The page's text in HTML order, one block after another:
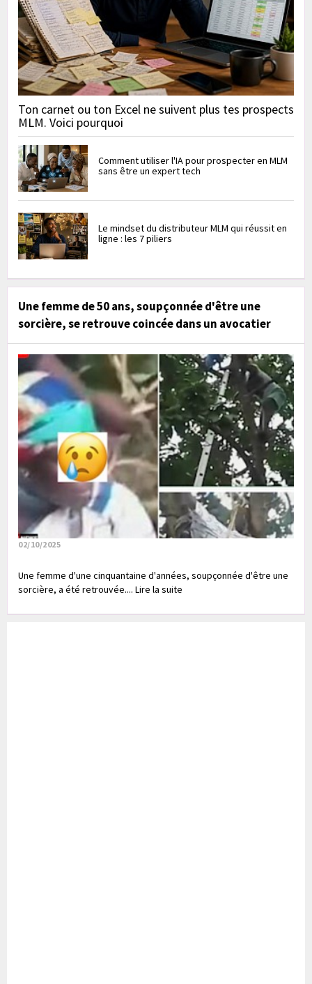
Ton carnet ou ton Excel ne suivent plus tes prospects
MLM. Voici pourquoi
Comment utiliser l'IA pour prospecter en MLM
sans être un expert tech
Le mindset du distributeur MLM qui réussit en
ligne : les 7 piliers
Une femme de 50 ans, soupçonnée d'être une
sorcière, se retrouve coincée dans un avocatier
02/10/2025
Une femme d'une cinquantaine d'années, soupçonnée d'être une
sorcière, a été retrouvée.... Lire la suite